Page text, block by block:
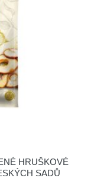
HRUŠKOVÉ
SADŮ